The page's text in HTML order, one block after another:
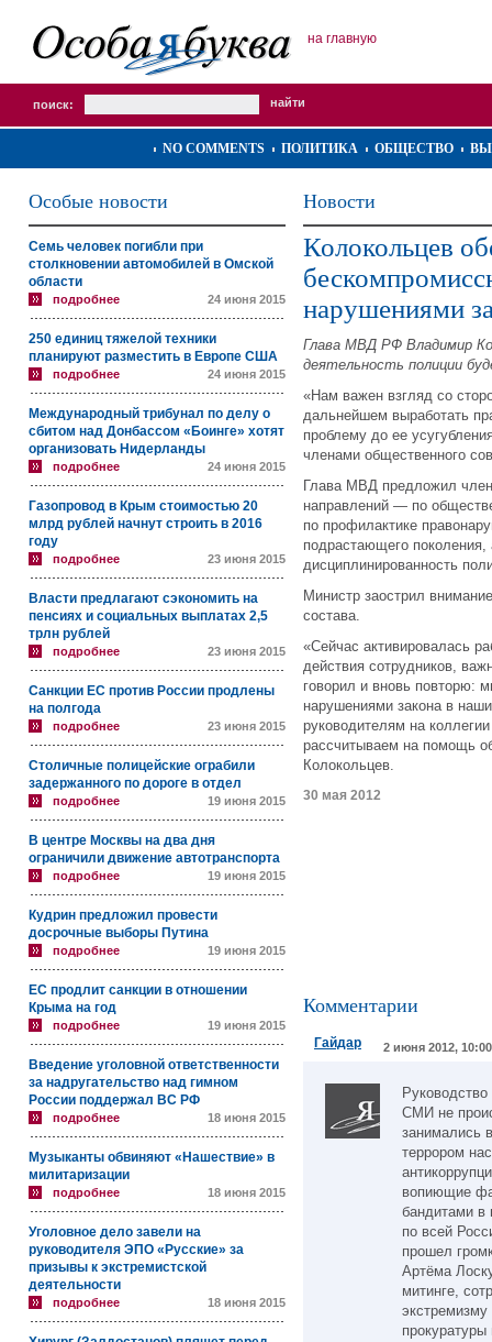
на главную
поиск:
NO COMMENTS ПОЛИТИКА ОБЩЕСТВО
Особые новости
Семь человек погибли при
столкновении автомобилей в Омской
области
подробнее 24 июня 2015
250 единиц тяжелой техники
планируют разместить в Европе США
подробнее 24 июня 2015
Международный трибунал по делу о
сбитом над Донбассом «Боинге» хотят
организовать Нидерланды
подробнее 24 июня 2015
Газопровод в Крым стоимостью 20
млрд рублей начнут строить в 2016
году
подробнее 23 июня 2015
Власти предлагают сэкономить на
пенсиях и социальных выплатах 2,5
трлн рублей
подробнее 23 июня 2015
Санкции ЕС против России продлены
на полгода
подробнее 23 июня 2015
Столичные полицейские ограбили
задержанного по дороге в отдел
подробнее 19 июня 2015
В центре Москвы на два дня
ограничили движение автотранспорта
подробнее 19 июня 2015
Кудрин предложил провести
досрочные выборы Путина
подробнее 19 июня 2015
ЕС продлит санкции в отношении
Крыма на год
подробнее 19 июня 2015
Введение уголовной ответственности
за надругательство над гимном
России поддержал ВС РФ
подробнее 18 июня 2015
Музыканты обвиняют «Нашествие» в
милитаризации
подробнее 18 июня 2015
Уголовное дело завели на
руководителя ЭПО «Русские» за
призывы к экстремистской
деятельности
подробнее 18 июня 2015
Новости
Колокольцев
нарушениями
Глава МВД РФ Владимир
деятельность полиции
«Нам важен взгляд со
дальнейшем выработать
проблему до ее
членами общественного
Глава МВД предложил
направлений — по
по профилактике
подрастающего
дисциплинированность
Министр заострил
состава.
«Сейчас активировалась
действия сотрудников,
говорил и вновь повторю:
нарушениями закона в
руководителям на
рассчитываем на помощь
Колокольцев.
30 мая 2012
Комментарии
Гайдар 2 июня 2012, 10:00
СМИ не
занимались
террором
вопиющие
бандитами
по всей
прошел
Артёма
митинге,